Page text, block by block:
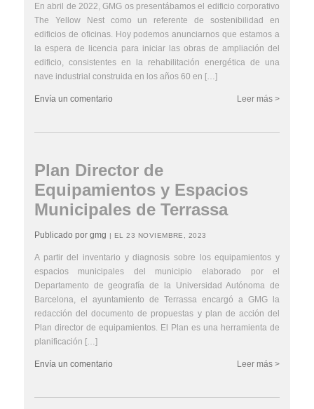
En abril de 2022, GMG os presentábamos el edificio corporativo
The Yellow Nest como un referente de sostenibilidad en
edificios de oficinas. Hoy podemos anunciarnos que estamos a
la espera de licencia para iniciar las obras de ampliación del
edificio, consistentes en la rehabilitación energética de una
nave industrial construida en los años 60 en […]
Leer más >
Envía un comentario
Plan Director de
Equipamientos y Espacios
Municipales de Terrassa
Publicado por gmg | EL 23 NOVIEMBRE, 2023
A partir del inventario y diagnosis sobre los equipamientos y
espacios municipales del municipio elaborado por el
Departamento de geografía de la Universidad Autónoma de
Barcelona, el ayuntamiento de Terrassa encargó a GMG la
redacción del documento de propuestas y plan de acción del
Plan director de equipamientos. El Plan es una herramienta de
planificación […]
Leer más >
Envía un comentario